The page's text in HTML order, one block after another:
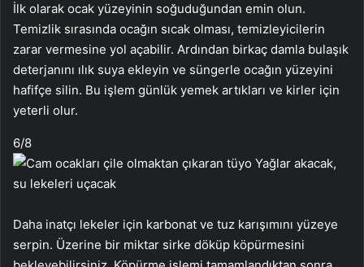
İlk olarak ocak yüzeyinin soğuduğundan emin olun.
Temizlik sırasında ocağın sıcak olması, temizleyicilerin
zarar vermesine yol açabilir. Ardından birkaç damla bulaşık
deterjanını ılık suya ekleyin ve süngerle ocağın yüzeyini
hafifçe silin. Bu işlem günlük yemek artıkları ve kirler için
yeterli olur.
6/8
Daha inatçı lekeler için karbonat ve tuz karışımını yüzeye
serpin. Üzerine bir miktar sirke döküp köpürmesini